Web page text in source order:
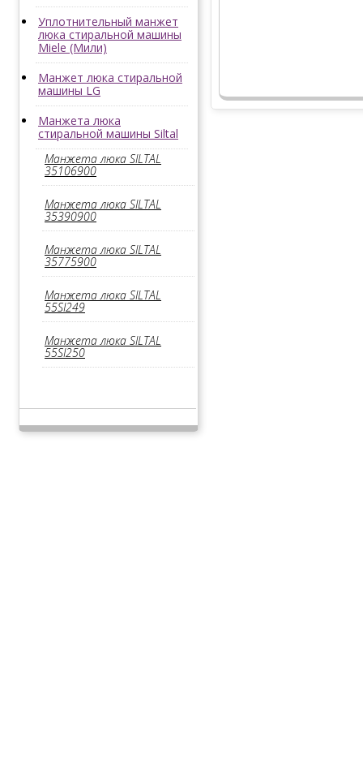
Уплотнительный манжет
люка стиральной машины
Miele (Мили)
Манжет люка стиральной
машины LG
Манжета люка
стиральной машины Siltal
Манжета люка SILTAL
35106900
Манжета люка SILTAL
35390900
Манжета люка SILTAL
35775900
Манжета люка SILTAL
55SI249
Манжета люка SILTAL
55SI250